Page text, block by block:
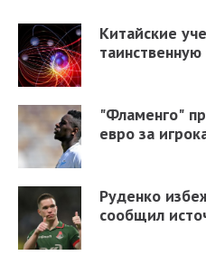
Китайские
"Фламенго"
евро за
Руденко
сообщил